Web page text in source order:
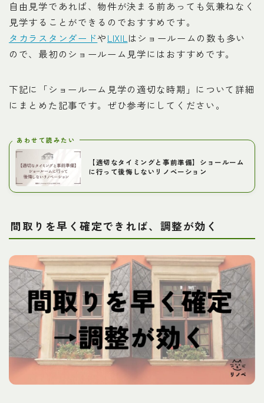
自由見学であれば、物件が決まる前あっても気兼ねなく
見学することができるのでおすすめです。
タカラスタンダードやLIXILはショールームの数も多い
ので、最初のショールーム見学にはおすすめです。
下記に「ショールーム見学の適切な時期」について詳細
にまとめた記事です。ぜひ参考にしてください。
あわせて読みたい
【適切なタイミングと事前準備】ショールーム
に行って後悔しないリノベーション
間取りを早く確定できれば、調整が効く